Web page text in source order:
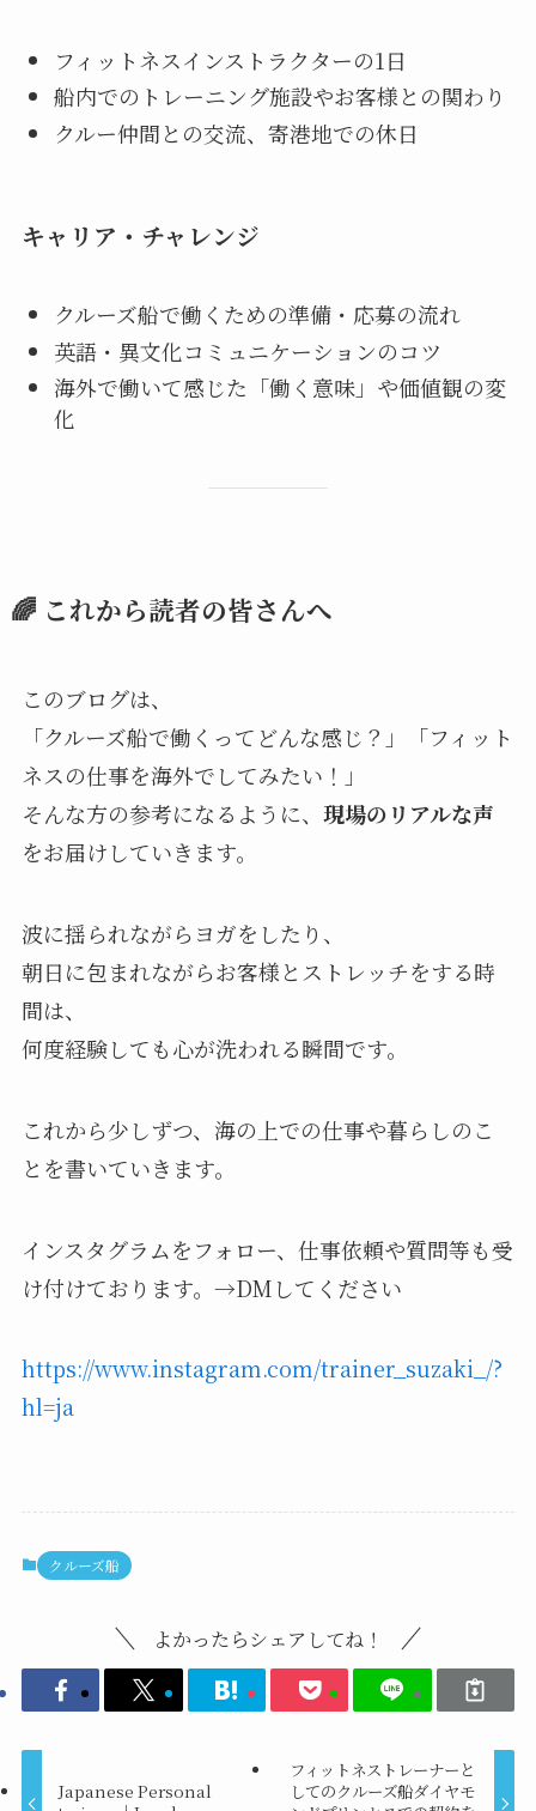
フィットネスインストラクターの1日
船内でのトレーニング施設やお客様との関わり
クルー仲間との交流、寄港地での休日
キャリア・チャレンジ
クルーズ船で働くための準備・応募の流れ
英語・異文化コミュニケーションのコツ
海外で働いて感じた「働く意味」や価値観の変
化
🌈 これから読者の皆さんへ
このブログは、
「クルーズ船で働くってどんな感じ？」「フィット
ネスの仕事を海外でしてみたい！」
そんな方の参考になるように、 現場のリアルな声
をお届けしていきます。
波に揺られながらヨガをしたり、
朝日に包まれながらお客様とストレッチをする時
間は、
何度経験しても心が洗われる瞬間です。
これから少しずつ、海の上での仕事や暮らしのこ
とを書いていきます。
インスタグラムをフォロー、仕事依頼や質問等も受
け付けております。→DMしてください
https://www.instagram.com/trainer_suzaki_/?
hl=ja
クルーズ船
よかったらシェアしてね！
Japanese Personal
フィットネストレーナーと
してのクルーズ船ダイヤモ